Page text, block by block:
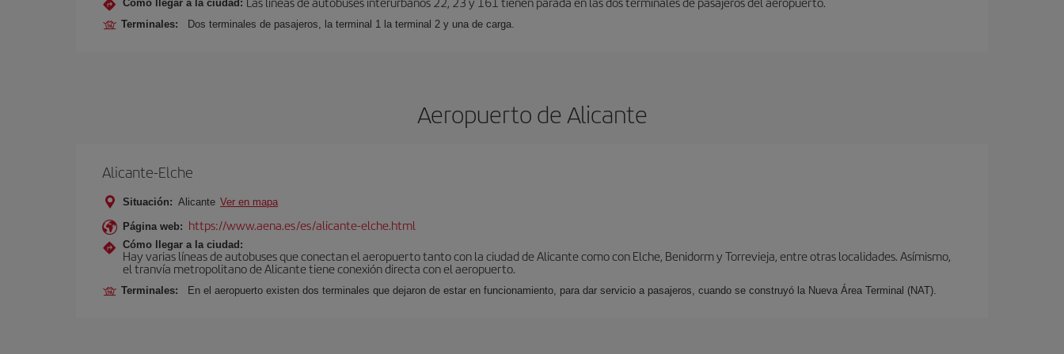
Cómo llegar a la ciudad:
Terminales: Dos terminales de pasajeros, la terminal 1 la terminal 2 y una de carga.
Aeropuerto de Alicante
Alicante-Elche
Situación: Alicante Ver en mapa
Página web: https://www.aena.es/es/alicante-elche.html
Cómo llegar a la ciudad:
Hay varias líneas de autobuses que conectan el aeropuerto tanto con la ciudad de Alicante como con Elche, Benidorm y Torrevieja, entre otras localidades. Asímismo,
el tranvía metropolitano de Alicante tiene conexión directa con el aeropuerto.
Terminales: En el aeropuerto existen dos terminales que dejaron de estar en funcionamiento, para dar servicio a pasajeros, cuando se construyó la Nueva Área Terminal (NAT).